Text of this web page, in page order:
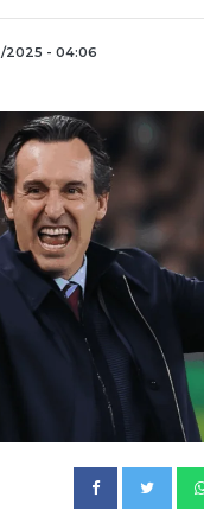
2025 - 04:06